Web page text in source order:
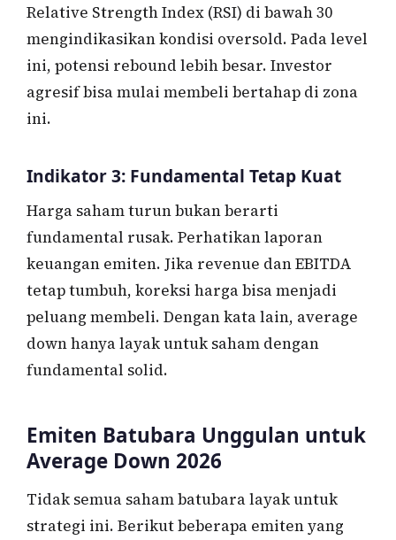
Relative Strength Index (RSI) di bawah 30
mengindikasikan kondisi oversold. Pada level
ini, potensi rebound lebih besar. Investor
agresif bisa mulai membeli bertahap di zona
ini.
Indikator 3: Fundamental Tetap Kuat
Harga saham turun bukan berarti
fundamental rusak. Perhatikan laporan
keuangan emiten. Jika revenue dan EBITDA
tetap tumbuh, koreksi harga bisa menjadi
peluang membeli. Dengan kata lain, average
down hanya layak untuk saham dengan
fundamental solid.
Emiten Batubara Unggulan untuk
Average Down 2026
Tidak semua saham batubara layak untuk
strategi ini. Berikut beberapa emiten yang